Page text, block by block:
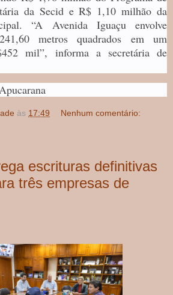
da Secid e R$ 1,10 milhão da
“A Avenida Iguaçu envolve
metros quadrados em um
mil”, informa a secretária de
às 17:49 Nenhum comentário:
escrituras definitivas
três empresas de